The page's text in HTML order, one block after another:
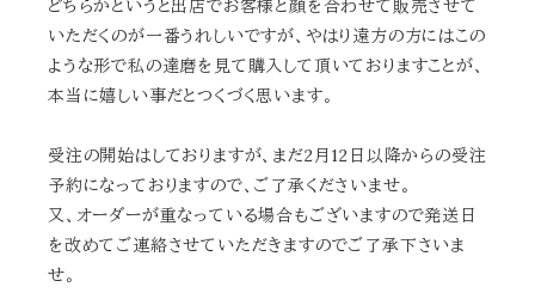
どちらかというと出店でお客様と顔を合わせて販売させて
いただくのが一番うれしいですが、やはり遠方の方にはこの
ような形で私の達磨を見て購入して頂いておりますことが、
本当に嬉しい事だとつくづく思います。
受注の開始はしておりますが、まだ2月12日以降からの受注
予約になっておりますので、ご了承くださいませ。
又、オーダーが重なっている場合もございますので発送日
を改めてご連絡させていただきますのでご了承下さいま
せ。